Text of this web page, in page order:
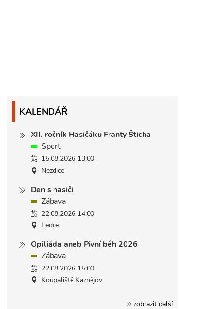
KALENDÁŘ
XII. ročník Hasičáku Franty Šticha
Sport
15.08.2026 13:00
Nezdice
Den s hasiči
Zábava
22.08.2026 14:00
Ledce
Opiliáda aneb Pivní běh 2026
Zábava
22.08.2026 15:00
Koupaliště Kaznějov
zobrazit další